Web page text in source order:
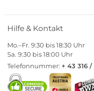
Hilfe & Kontakt
Mo.–Fr. 9:30 bis 18:30 Uhr
Sa. 9:30 bis 18:00 Uhr
Telefonnummer: + 43 316